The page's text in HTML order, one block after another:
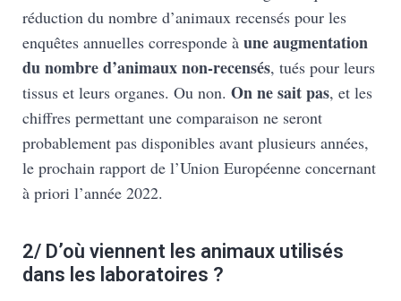
réduction du nombre d’animaux recensés pour les
enquêtes annuelles corresponde à une augmentation
du nombre d’animaux non-recensés, tués pour leurs
tissus et leurs organes. Ou non. On ne sait pas, et les
chiffres permettant une comparaison ne seront
probablement pas disponibles avant plusieurs années,
le prochain rapport de l’Union Européenne concernant
à priori l’année 2022.
2/ D’où viennent les animaux utilisés
dans les laboratoires ?